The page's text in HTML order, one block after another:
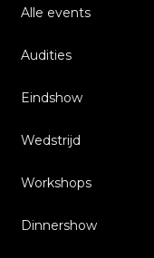
Alle events
Audities
Eindshow
Wedstrijd
Workshops
Dinnershow